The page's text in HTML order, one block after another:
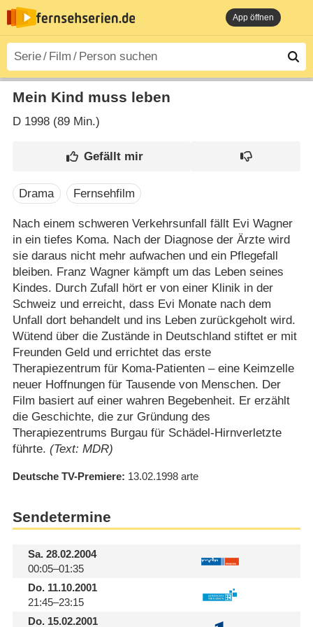
App öffnen
Mein Kind muss leben
D1998 (89 Min.)
Drama Fernsehfilm
Nach einem schweren Verkehrsunfall fällt Evi Wagner
in ein tiefes Koma. Nach der Diagnose der Ärzte wird
sie daraus nicht mehr aufwachen und ein Pflegefall
bleiben. Franz Wagner kämpft um das Leben seines
Kindes. Durch Zufall hört er von einer Klinik in der
Schweiz und erreicht, dass Evi Monate nach dem
Unfall dort behandelt und ins Leben zurückgeholt wird.
Wütend über die Zustände in Deutschland stiftet er mit
Freunden Geld und errichtet das erste
Therapiezentrum für Koma-Patienten – eine Keimzelle
neuer Hoffnungen für Tausende von Menschen. Der
Film basiert auf einer wahren Begebenheit. Er erzählt
die Geschichte, die zur Gründung des
Therapiezentrums Burgau für Schädel-Hirnverletzte
führte. (Text: MDR)
Deutsche TV-Premiere 13.02.1998 arte
Sendetermine
Sa.28.02.2004
00:05–01:35
Do.11.10.2001
21:45–23:15
Do.15.02.2001